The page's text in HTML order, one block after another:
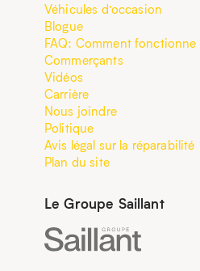
Véhicules d’occasion
Blogue
FAQ: Comment
Commerçants
Vidéos
Carrière
Nous joindre
Politique
Avis légal sur la réparabilité
Plan du site
Le Groupe Saillant